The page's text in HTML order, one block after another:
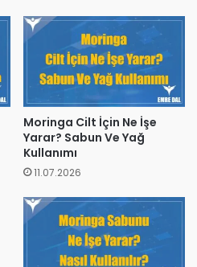
Moringa Cilt İçin Ne İşe
Yarar? Sabun Ve Yağ
Kullanımı
11.07.2026